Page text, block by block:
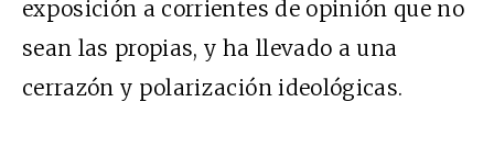
exposición a corrientes de opinión que no
sean las propias, y ha llevado a una
cerrazón y polarización ideológicas.